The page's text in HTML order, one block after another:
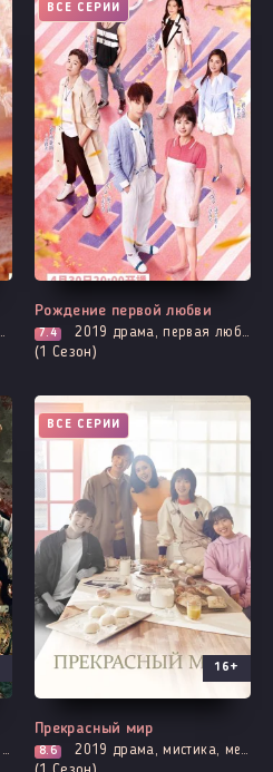
ВСЕ СЕРИИ
Рождение первой любви
7.4 2019 драма, первая любовь, про молодость и любовь, романтика, спорт
(1 Сезон)
ВСЕ СЕРИИ
16+
Прекрасный мир
8.6 2019 драма, мистика, мелодрама, повседневность, расследование, триллер, про школу и школьников